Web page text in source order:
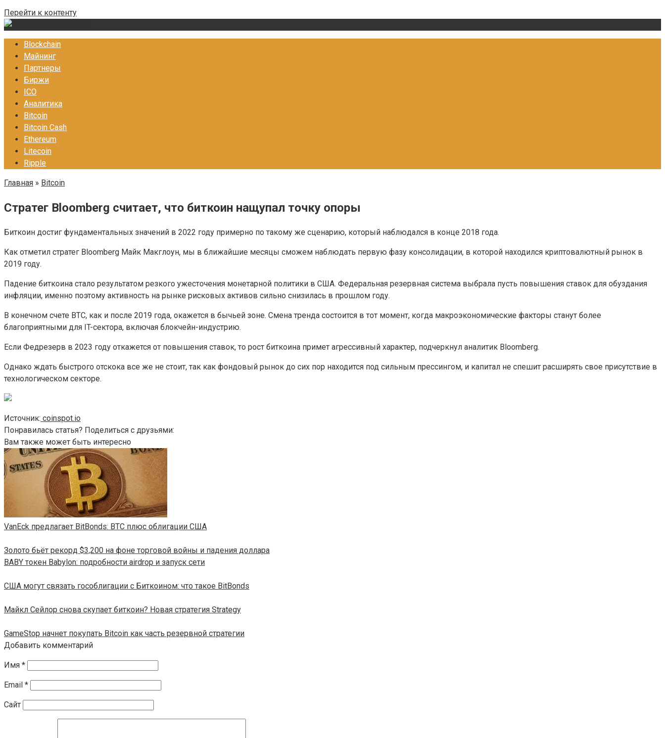
Перейти к контенту
Blockchain
Майнинг
Партнеры
Биржи
ICO
Аналитика
Bitcoin
Bitcoin Cash
Ethereum
Litecoin
Ripple
Главная » Bitcoin
Стратег Bloomberg считает, что биткоин нащупал точку опоры
Биткоин достиг фундаментальных значений в 2022 году примерно по такому же сценарию, который наблюдался в конце 2018 года.
Как отметил стратег Bloomberg Майк Макглоун, мы в ближайшие месяцы сможем наблюдать первую фазу консолидации, в которой находился криптовалютный рынок в
2019 году.
Падение биткоина стало результатом резкого ужесточения монетарной политики в США. Федеральная резервная система выбрала пусть повышения ставок для обуздания
инфляции, именно поэтому активность на рынке рисковых активов сильно снизилась в прошлом году.
В конечном счете BTC, как и после 2019 года, окажется в бычьей зоне. Смена тренда состоится в тот момент, когда макроэкономические факторы станут более
благоприятными для IT-сектора, включая блокчейн-индустрию.
Если Федрезерв в 2023 году откажется от повышения ставок, то рост биткоина примет агрессивный характер, подчеркнул аналитик Bloomberg.
Однако ждать быстрого отскока все же не стоит, так как фондовый рынок до сих пор находится под сильным прессингом, и капитал не спешит расширять свое присутствие в
технологическом секторе.
Источник: coinspot.io
Понравилась статья? Поделиться с друзьями:
Вам также может быть интересно
VanEck предлагает BitBonds: BTC плюс облигации США
Золото бьёт рекорд $3,200 на фоне торговой войны и падения доллара
BABY токен Babylon: подробности airdrop и запуск сети
США могут связать гособлигации с Биткоином: что такое BitBonds
Майкл Сейлор снова скупает биткоин? Новая стратегия Strategy
GameStop начнет покупать Bitcoin как часть резервной стратегии
Добавить комментарий
Имя *
Email *
Сайт